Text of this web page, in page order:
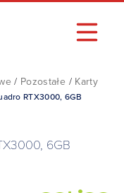
/ Pozostałe / Karty
RTX3000, 6GB
6GB